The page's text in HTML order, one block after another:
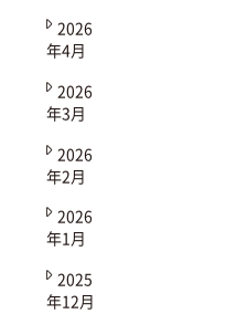
2026
年4月
2026
年3月
2026
年2月
2026
年1月
2025
年12月